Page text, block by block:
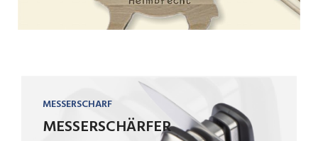
MESSERSCHARF
MESSERSCHÄRFER